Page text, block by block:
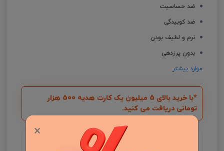
ضد حساسیت
ضد کوبیدگی
نرم و لطیف بودن
بدون پرزدهی
موارد بیشتر
*با خرید بالای 5 میلیون یک کارت هدیه ۵۰۰ هزار
تومانی دریافت می کنید.
گارانتی اصالت و سلامت فیزیکی کالا ×